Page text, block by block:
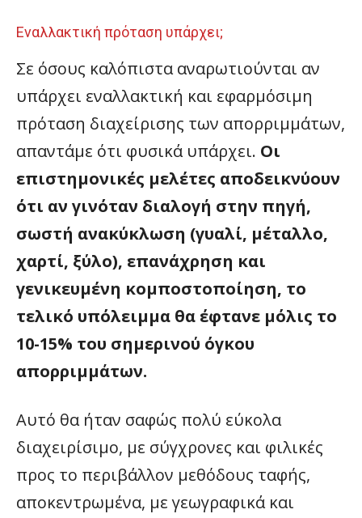
Εναλλακτική πρόταση υπάρχει;
Σε όσους καλόπιστα αναρωτιούνται αν
υπάρχει εναλλακτική και εφαρμόσιμη
πρόταση διαχείρισης των απορριμμάτων,
απαντάμε ότι φυσικά υπάρχει. Οι
επιστημονικές μελέτες αποδεικνύουν
ότι αν γινόταν διαλογή στην πηγή,
σωστή ανακύκλωση (γυαλί, μέταλλο,
χαρτί, ξύλο), επανάχρηση και
γενικευμένη κομποστοποίηση, το
τελικό υπόλειμμα θα έφτανε μόλις το
10-15% του σημερινού όγκου
απορριμμάτων.
Αυτό θα ήταν σαφώς πολύ εύκολα
διαχειρίσιμο, με σύγχρονες και φιλικές
προς το περιβάλλον μεθόδους ταφής,
αποκεντρωμένα, με γεωγραφικά και